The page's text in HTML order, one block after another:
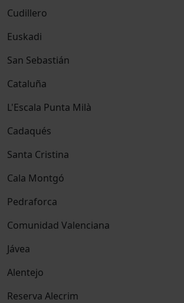
Cudillero
Euskadi
San Sebastián
Cataluña
L'Escala Punta Milà
Cadaqués
Santa Cristina
Cala Montgó
Pedraforca
Comunidad Valenciana
Jávea
Alentejo
Reserva Alecrim